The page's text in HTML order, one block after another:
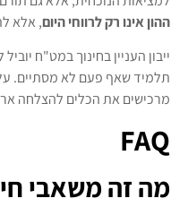
ההון אינו רק לרווחי היום, אלא
ייבון העניין בחינוך במט"ח
תלמיד שאף פעם לא מסתיים.
מרכישים את הכלים להצלחה
FAQ
מה זה משאבי